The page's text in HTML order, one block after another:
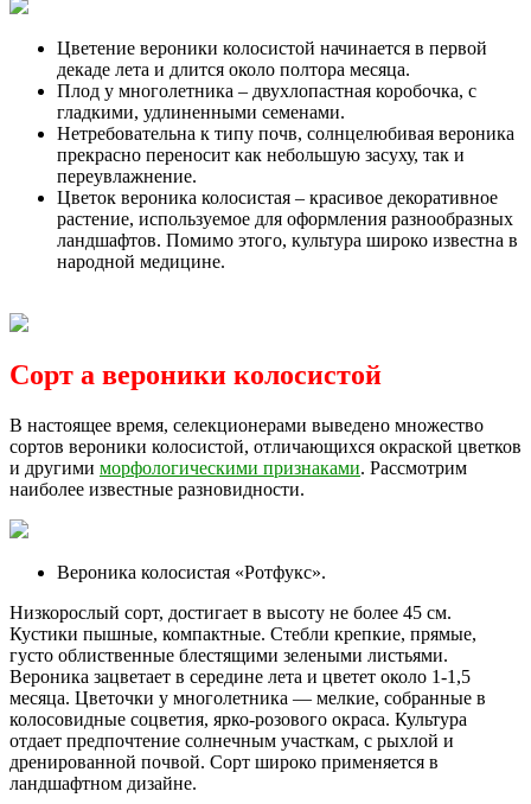
Цветение вероники колосистой начинается в первой
декаде лета и длится около полтора месяца.
Плод у многолетника – двухлопастная коробочка, с
гладкими, удлиненными семенами.
Нетребовательна к типу почв, солнцелюбивая вероника
прекрасно переносит как небольшую засуху, так и
переувлажнение.
Цветок вероника колосистая – красивое декоративное
растение, используемое для оформления разнообразных
ландшафтов. Помимо этого, культура широко известна в
народной медицине.
Сорт а вероники колосистой
В настоящее время, селекционерами выведено множество
сортов вероники колосистой, отличающихся окраской цветков
и другими морфологическими признаками. Рассмотрим
наиболее известные разновидности.
Вероника колосистая «Ротфукс».
Низкорослый сорт, достигает в высоту не более 45 см.
Кустики пышные, компактные. Стебли крепкие, прямые,
густо облиственные блестящими зелеными листьями.
Вероника зацветает в середине лета и цветет около 1-1,5
месяца. Цветочки у многолетника — мелкие, собранные в
колосовидные соцветия, ярко-розового окраса. Культура
отдает предпочтение солнечным участкам, с рыхлой и
дренированной почвой. Сорт широко применяется в
ландшафтном дизайне.